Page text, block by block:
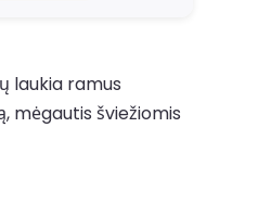
laukia ramus
mėgautis šviežiomis